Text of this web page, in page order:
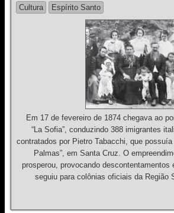
Cultura
Espírito Santo
Em 17 de fevereiro de 1874 chegava ao
“La Sofia”, conduzindo 388 imigrantes
contratados por Pietro Tabacchi, que possuía
Palmas”, em Santa Cruz. O
prosperou, provocando descontentamentos
seguiu para colônias oficiais da Região